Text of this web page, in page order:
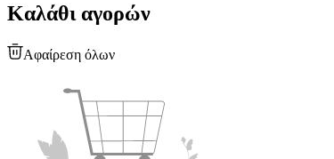
Καλάθι αγορών
Αφαίρεση όλων